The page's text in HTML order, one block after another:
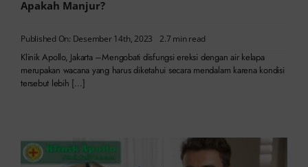
Apakah Manjur?
Published On: Desember 14th, 2023 2.7 min read
Klinik Apollo, Jakarta –Mengobati disfungsi ereksi dengan air kelapa
merupakan wacana yang harus diketahui secara mendalam karena kondisi
tersebut lebih […]